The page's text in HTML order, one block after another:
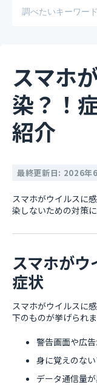
スマホ
染？！
紹介
最終更新日: 2026年
スマホがウイルスに
染しないための対策
スマホがウ
症状
スマホがウイルスに
下のものが挙げられま
警告画面や広
身に覚えのな
データ通信量